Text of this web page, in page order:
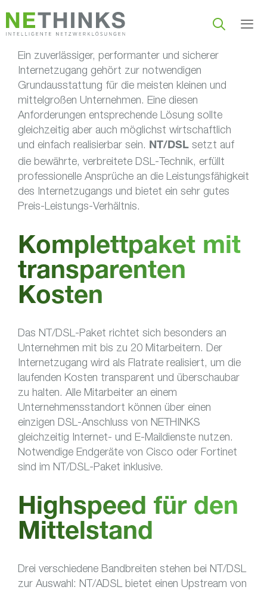
Inhalt
springen
Ein zuverlässiger, performanter und sicherer
Internetzugang gehört zur notwendigen
Grundausstattung für die meisten kleinen und
mittelgroßen Unternehmen. Eine diesen
Anforderungen entsprechende Lösung sollte
gleichzeitig aber auch möglichst wirtschaftlich
und einfach realisierbar sein. NT/DSL setzt auf
die bewährte, verbreitete DSL-Technik, erfüllt
professionelle Ansprüche an die Leistungsfähigkeit
des Internetzugangs und bietet ein sehr gutes
Preis-Leistungs-Verhältnis.
Komplettpaket mit
transparenten
Kosten
Das NT/DSL-Paket richtet sich besonders an
Unternehmen mit bis zu 20 Mitarbeitern. Der
Internetzugang wird als Flatrate realisiert, um die
laufenden Kosten transparent und überschaubar
zu halten. Alle Mitarbeiter an einem
Unternehmensstandort können über einen
einzigen DSL-Anschluss von NETHINKS
gleichzeitig Internet- und E-Maildienste nutzen.
Notwendige Endgeräte von Cisco oder Fortinet
sind im NT/DSL-Paket inklusive.
Highspeed für den
Mittelstand
Drei verschiedene Bandbreiten stehen bei NT/DSL
zur Auswahl: NT/ADSL bietet einen Upstream von